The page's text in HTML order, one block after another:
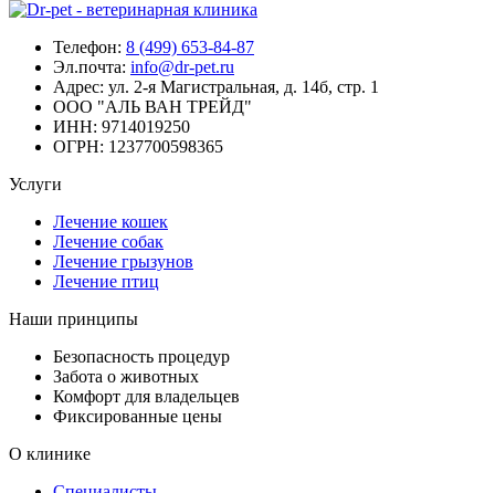
Телефон: 8 (499) 653-84-87
Эл.почта: info@dr-pet.ru
Адрес: ул. 2-я Магистральная, д. 14б, стр. 1
ООО "АЛЬ ВАН ТРЕЙД"
ИНН: 9714019250
ОГРН: 1237700598365
Услуги
Лечение кошек
Лечение собак
Лечение грызунов
Лечение птиц
Наши принципы
Безопасность процедур
Забота о животных
Комфорт для владельцев
Фиксированные цены
О клинике